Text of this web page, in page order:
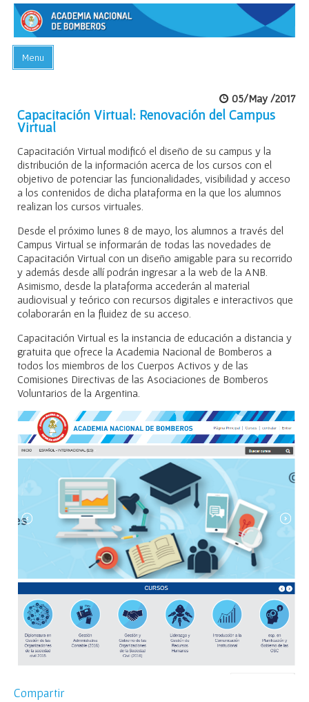
Menu
ACADEMIA
PREGUNTAS FRECUENTES
BIBLIOTECA
EVENTOS
CONTACTO
05/May /2017
Capacitación Virtual: Renovación del Campus
Virtual
Capacitación Virtual modificó el diseño de su campus y la
distribución de la información acerca de los cursos con el
objetivo de potenciar las funcionalidades, visibilidad y acceso
a los contenidos de dicha plataforma en la que los alumnos
realizan los cursos virtuales.
Desde el próximo lunes 8 de mayo, los alumnos a través del
Campus Virtual se informarán de todas las novedades de
Capacitación Virtual con un diseño amigable para su recorrido
y además desde allí podrán ingresar a la web de la ANB.
Asimismo, desde la plataforma accederán al material
audiovisual y teórico con recursos digitales e interactivos que
colaborarán en la fluidez de su acceso.
Capacitación Virtual es la instancia de educación a distancia y
gratuita que ofrece la Academia Nacional de Bomberos a
todos los miembros de los Cuerpos Activos y de las
Comisiones Directivas de las Asociaciones de Bomberos
Voluntarios de la Argentina.
Compartir